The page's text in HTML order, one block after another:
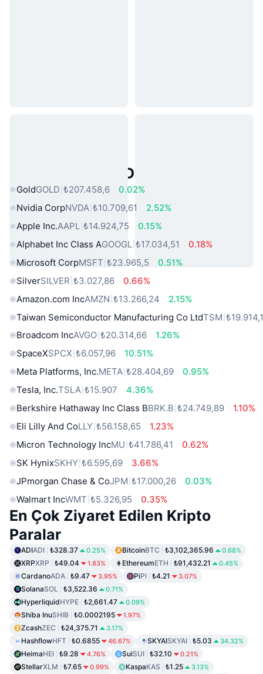
Popüler Gerçek Dünya Varlıkları
GoldGOLD ₺207.458,6
0.02%
Nvidia CorpNVDA ₺10.709,61
2.52%
Apple Inc.AAPL ₺14.924,75
0.15%
Alphabet Inc Class AGOOGL ₺17.034,51
0.18%
Microsoft CorpMSFT ₺23.965,5
0.51%
SilverSILVER ₺3.027,86
0.66%
Amazon.com IncAMZN ₺13.266,24
2.15%
Taiwan Semiconductor Manufacturing Co LtdTSM
Broadcom IncAVGO ₺20.314,66
1.26%
SpaceXSPCX ₺6.057,96
10.51%
Meta Platforms, Inc.META ₺28.404,69
0.95%
Tesla, Inc.TSLA ₺15.907
4.36%
Berkshire Hathaway Inc Class BBRK.B ₺24.749,89
1.10%
Eli Lilly And CoLLY ₺56.158,65
1.23%
Micron Technology IncMU ₺41.786,41
0.62%
SK HynixSKHY ₺6.595,69
3.66%
JPmorgan Chase & CoJPM ₺17.000,26
0.03%
Walmart IncWMT ₺5.326,95 0.35%
En Çok Ziyaret Edilen Kripto
Paralar
ADIADI ₺328.37 0.25% BitcoinBTC ₺3,102,365.96 0.68%
XRPXRP ₺49.04 1.83% EthereumETH ₺91,432.21 0.45%
CardanoADA ₺9.47 3.95% PiPI ₺4.21 3.07%
SolanaSOL ₺3,522.36 0.71%
HyperliquidHYPE ₺2,661.47 0.09%
Shiba InuSHIB ₺0.0002195 1.97%
ZcashZEC ₺24,375.71 3.17%
HashflowHFT ₺0.6855 46.67% SKYAISKYAI ₺5.03 34.32%
HeimaHEI ₺9.28 4.76% SuiSUI ₺32.10 0.21%
StellarXLM ₺7.65 0.99% KaspaKAS ₺1.25 3.13%